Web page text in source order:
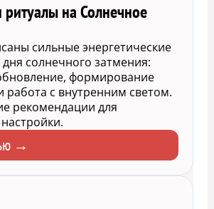
ритуалы на Солнечное
сильные энергетические
солнечного затмения:
формирование
работа с внутренним светом.
рекомендации для
→